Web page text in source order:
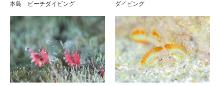
本島 ビーチダイビング
ダイビング